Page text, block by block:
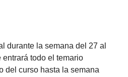
durante la semana del 27 al
todo el temario
del curso hasta la semana